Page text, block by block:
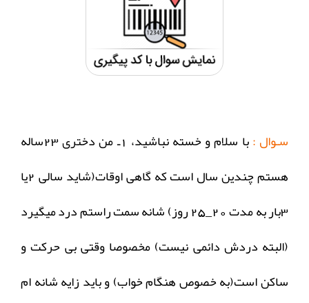
سـوال :
با سلام و خسته نباشید، 1ـ من دختری 23ساله
هستم چندین سال است که گاهی اوقات(شاید سالی 2یا
3بار به مدت 20_25 روز) شانه سمت راستم درد میگیرد
(البته دردش دائمی نیست) مخصوصا وقتی بی حرکت و
ساکن است(به خصوص هنگام خواب) و باید زایه شانه ام